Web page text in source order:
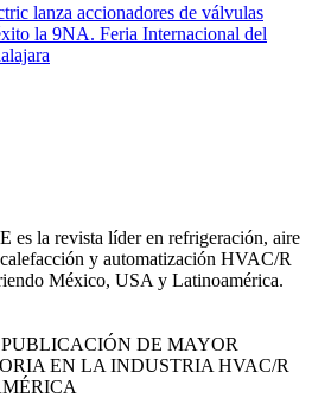
lanza accionadores de válvulas
la 9NA. Feria Internacional del
la revista líder en refrigeración, aire
y automatización HVAC/R
México, USA y Latinoamérica.
DE MAYOR
EN LA INDUSTRIA HVAC/R